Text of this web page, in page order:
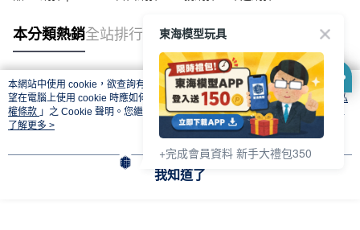
本分類熱銷全站排行
熱門標籤
本網站中使用 cookie，欲查詢有關本網站使用 cookie 方式之詳情，及若您不希
望在電腦上使用 cookie 時應如何變更電腦的 cookie 設定，請參閱本網站「
隱私
權條款 」之 Cookie 聲明。您繼續使用本網站即表示您同意本公司得按本網站使
用條款之 Cookie 聲明使用 cookie。
了解更多 >
我知道了
東海模型玩具
+完成會員資料 新手大禮包350